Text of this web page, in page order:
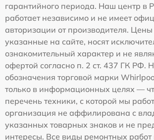
гарантийного периода. Наш центр в
работает независимо и не имеет
авторизации от производителя.
указанные на сайте, носят
ознакомительный характер и не
офертой согласно п. 2 ст. 437 ГК РФ.
обозначения торговой марки
только в информационных целях —
перечень техники, с которой мы
организация не аффилирована с
указанных товарных знаков и не
интересы. Все виды ремонтных